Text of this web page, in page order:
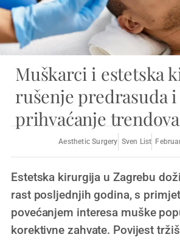
Muškarci i estetska
rušenje predrasuda i
prihvaćanje trendova
Aesthetic Surgery Sven List
Estetska kirurgija u Zagrebu
rast posljednjih godina, s
povećanjem interesa muške
korektivne zahvate. Povijest